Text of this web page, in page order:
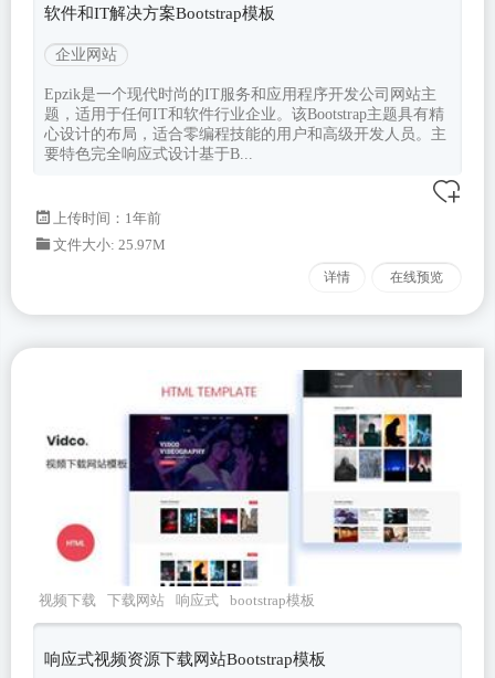
软件和IT解决方案Bootstrap模板
企业网站
Epzik是一个现代时尚的IT服务和应用程序开发公司网站主
题，适用于任何IT和软件行业企业。该Bootstrap主题具有精
心设计的布局，适合零编程技能的用户和高级开发人员。主
要特色完全响应式设计基于B...
上传时间：1年前
文件大小: 25.97M
详情 在线预览
视频下载 下载网站 响应式
bootstrap模板
bootstrap4
响应式视频资源下载网站Bootstrap模板